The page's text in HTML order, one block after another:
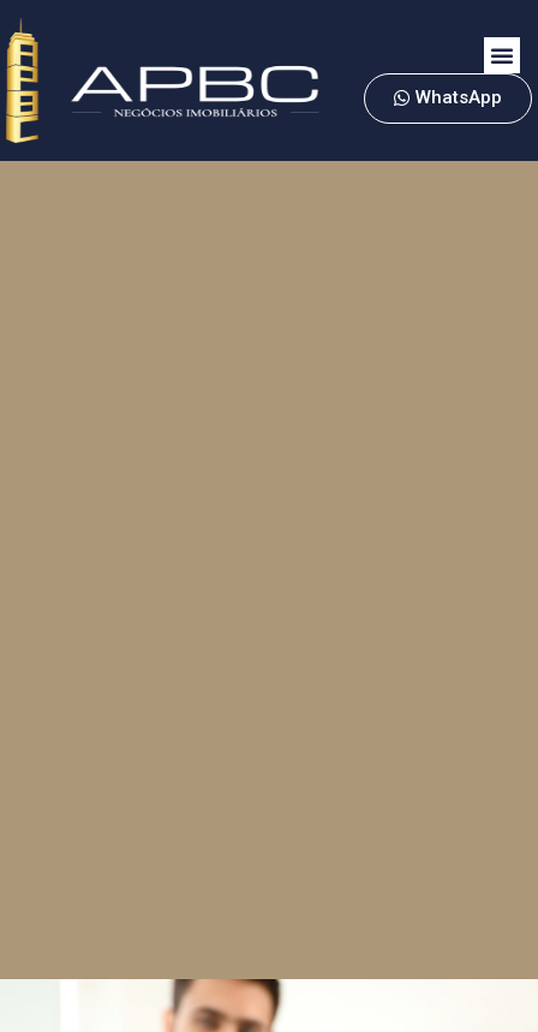
WhatsApp